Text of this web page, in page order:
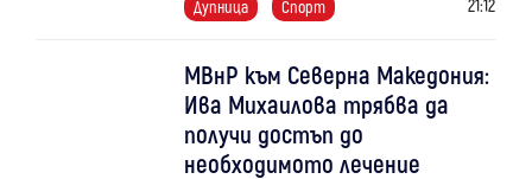
Дупница Спорт
МВнР към Северна Македония:
Ива Михаилова трябва да
получи достъп до
необходимото лечение